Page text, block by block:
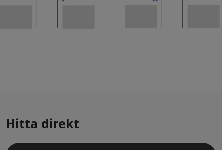
Hitta direkt